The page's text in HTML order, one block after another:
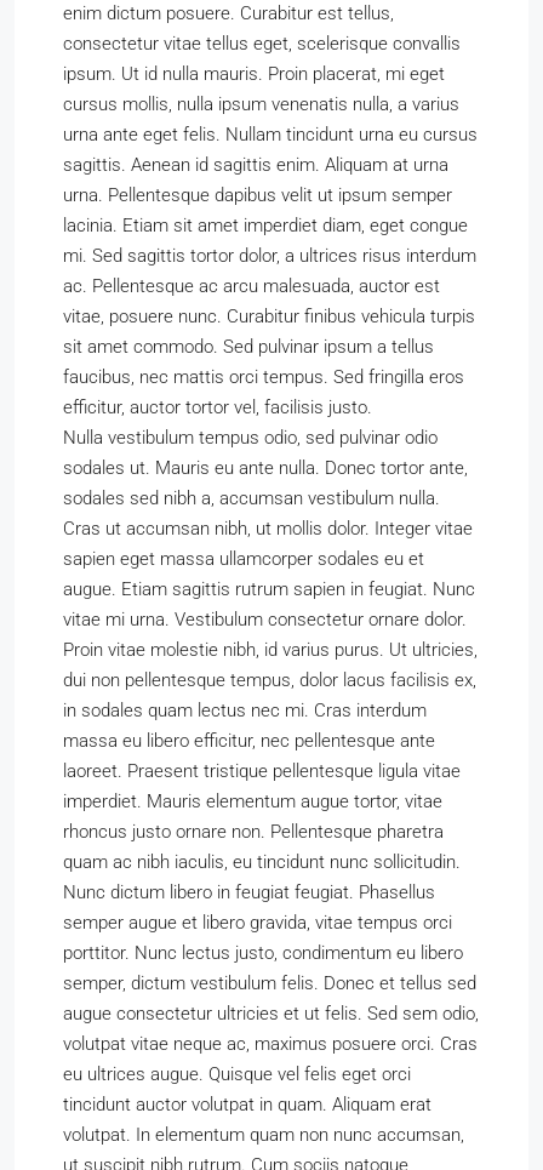
enim dictum posuere. Curabitur est tellus,
consectetur vitae tellus eget, scelerisque convallis
ipsum. Ut id nulla mauris. Proin placerat, mi eget
cursus mollis, nulla ipsum venenatis nulla, a varius
urna ante eget felis. Nullam tincidunt urna eu cursus
sagittis. Aenean id sagittis enim. Aliquam at urna
urna. Pellentesque dapibus velit ut ipsum semper
lacinia. Etiam sit amet imperdiet diam, eget congue
mi. Sed sagittis tortor dolor, a ultrices risus interdum
ac. Pellentesque ac arcu malesuada, auctor est
vitae, posuere nunc. Curabitur finibus vehicula turpis
sit amet commodo. Sed pulvinar ipsum a tellus
faucibus, nec mattis orci tempus. Sed fringilla eros
efficitur, auctor tortor vel, facilisis justo.
Nulla vestibulum tempus odio, sed pulvinar odio
sodales ut. Mauris eu ante nulla. Donec tortor ante,
sodales sed nibh a, accumsan vestibulum nulla.
Cras ut accumsan nibh, ut mollis dolor. Integer vitae
sapien eget massa ullamcorper sodales eu et
augue. Etiam sagittis rutrum sapien in feugiat. Nunc
vitae mi urna. Vestibulum consectetur ornare dolor.
Proin vitae molestie nibh, id varius purus. Ut ultricies,
dui non pellentesque tempus, dolor lacus facilisis ex,
in sodales quam lectus nec mi. Cras interdum
massa eu libero efficitur, nec pellentesque ante
laoreet. Praesent tristique pellentesque ligula vitae
imperdiet. Mauris elementum augue tortor, vitae
rhoncus justo ornare non. Pellentesque pharetra
quam ac nibh iaculis, eu tincidunt nunc sollicitudin.
Nunc dictum libero in feugiat feugiat. Phasellus
semper augue et libero gravida, vitae tempus orci
porttitor. Nunc lectus justo, condimentum eu libero
semper, dictum vestibulum felis. Donec et tellus sed
augue consectetur ultricies et ut felis. Sed sem odio,
volutpat vitae neque ac, maximus posuere orci. Cras
eu ultrices augue. Quisque vel felis eget orci
tincidunt auctor volutpat in quam. Aliquam erat
volutpat. In elementum quam non nunc accumsan,
ut suscipit nibh rutrum. Cum sociis natoque